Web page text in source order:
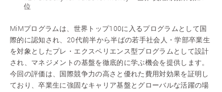
位
MiMプログラムは、世界トップ100に入るプログラムとして国
際的に認知され、20代前半から半ばの若手社会人・学部卒業生
を対象としたプレ・エクスペリエンス型プログラムとして設計
され、マネジメントの基盤を徹底的に学ぶ機会を提供します。
今回の評価は、国際競争力の高さと優れた費用対効果を証明し
ており、卒業生に強固なキャリア基盤とグローバルな活躍の場